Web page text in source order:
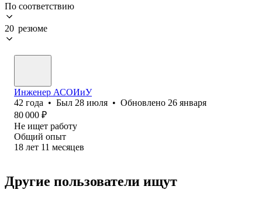
По соответствию
20 резюме
Инженер АСОИиУ
42 года • Был 28 июля • Обновлено 26 января
80 000 ₽
Не ищет работу
Общий опыт
18 лет 11 месяцев
Другие пользователи ищут